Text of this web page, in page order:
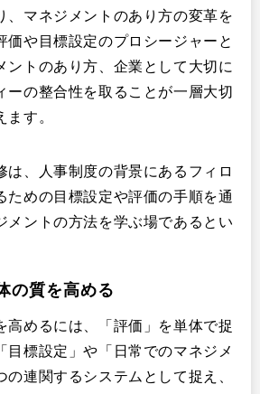
、マネジメントのあり方の変革を
価や目標設定のプロシージャーと
ントのあり方、企業として大切に
ーの整合性を取ることが一層大切
す。
は、人事制度の背景にあるフィロ
ための目標設定や評価の手順を通
メントの方法を学ぶ場であるとい
の質を高める
高めるには、「評価」を単体で捉
目標設定」や「日常でのマネジメ
の連関するシステムとして捉え、